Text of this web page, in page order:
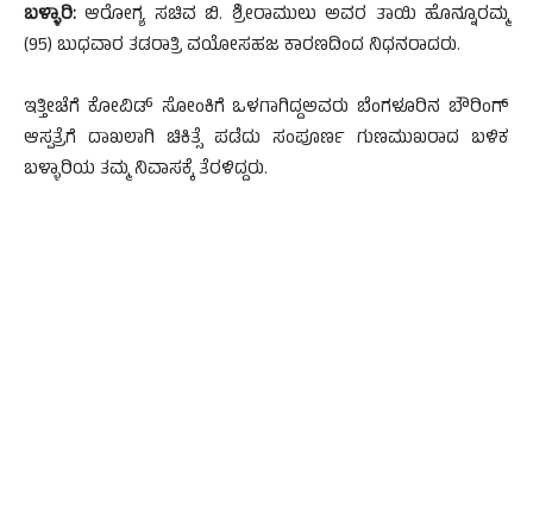
ಬಳ್ಳಾರಿ: ಆರೋಗ್ಯ ಸಚಿವ ಬಿ. ಶ್ರೀರಾಮುಲು ಅವರ ತಾಯಿ ಹೊನ್ನೂರಮ್ಮ
(95) ಬುಧವಾರ ತಡರಾತ್ರಿ ವಯೋಸಹಜ ಕಾರಣದಿಂದ ನಿಧನರಾದರು.
ಇತ್ತೀಚೆಗೆ ಕೋವಿಡ್ ಸೋಂಕಿಗೆ ಒಳಗಾಗಿದ್ದಅವರು ಬೆಂಗಳೂರಿನ ಬೌರಿಂಗ್
ಆಸ್ಪತ್ರೆಗೆ ದಾಖಲಾಗಿ ಚಿಕಿತ್ಸೆ ಪಡೆದು ಸಂಪೂರ್ಣ ಗುಣಮುಖರಾದ ಬಳಿಕ
ಬಳ್ಳಾರಿಯ ತಮ್ಮ ನಿವಾಸಕ್ಕೆ ತೆರಳಿದ್ದರು.